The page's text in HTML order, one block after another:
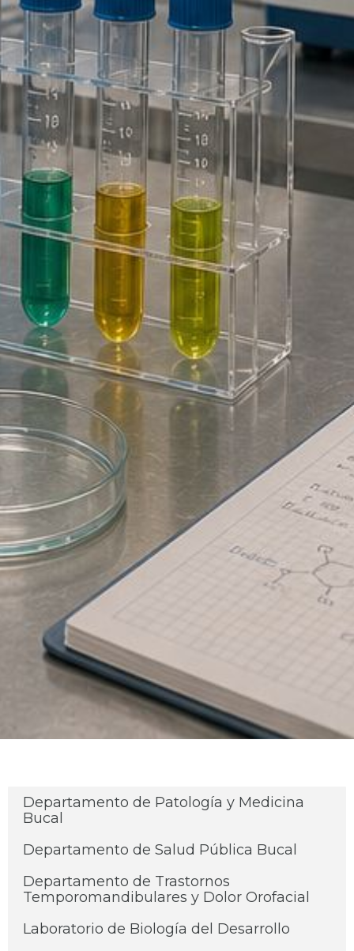
Departamento de Patología y Medicina
Bucal
Departamento de Salud Pública Bucal
Departamento de Trastornos
Temporomandibulares y Dolor Orofacial
Laboratorio de Biología del Desarrollo